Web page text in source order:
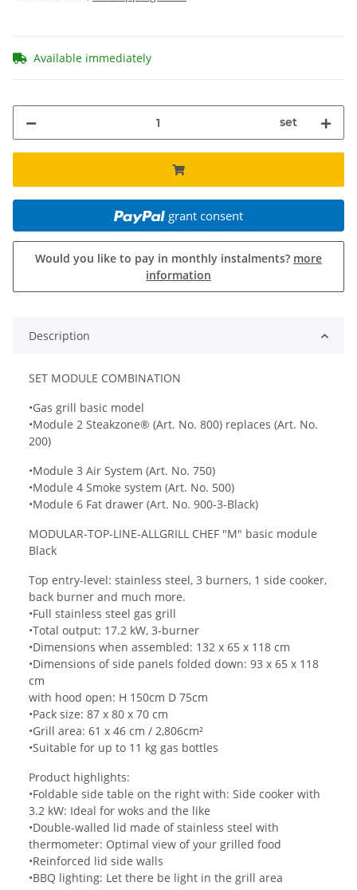
Available immediately
set
grant consent
Would you like to pay in monthly instalments? more
information
Description
SET MODULE COMBINATION
•Gas grill basic model
•Module 2 Steakzone® (Art. No. 800) replaces (Art. No.
200)
•Module 3 Air System (Art. No. 750)
•Module 4 Smoke system (Art. No. 500)
•Module 6 Fat drawer (Art. No. 900-3-Black)
MODULAR-TOP-LINE-ALLGRILL CHEF "M" basic module
Black
Top entry-level: stainless steel, 3 burners, 1 side cooker,
back burner and much more.
•Full stainless steel gas grill
•Total output: 17.2 kW, 3-burner
•Dimensions when assembled: 132 x 65 x 118 cm
•Dimensions of side panels folded down: 93 x 65 x 118
cm
with hood open: H 150cm D 75cm
•Pack size: 87 x 80 x 70 cm
•Grill area: 61 x 46 cm / 2,806cm²
•Suitable for up to 11 kg gas bottles
Product highlights:
•Foldable side table on the right with: Side cooker with
3.2 kW: Ideal for woks and the like
•Double-walled lid made of stainless steel with
thermometer: Optimal view of your grilled food
•Reinforced lid side walls
•BBQ lighting: Let there be light in the grill area